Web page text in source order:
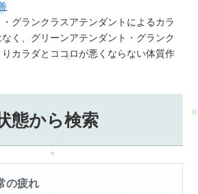
グランクラスアテンダントによるカラ
く、グリーンアテンダント・グランク
カラダとココロが悪くならない体質作
態から検索
の疲れ